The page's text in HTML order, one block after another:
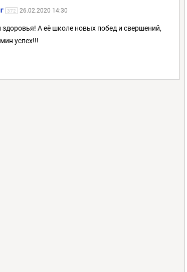
372 26.02.2020 14:30
А её школе новых побед и свершений,
успех!!!